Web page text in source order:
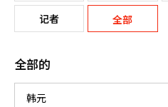
记者 全部
全部的